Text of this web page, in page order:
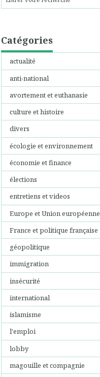
Catégories
actualité
anti-national
avortement et euthanasie
culture et histoire
divers
écologie et environnement
économie et finance
élections
entretiens et videos
Europe et Union européenne
France et politique française
géopolitique
immigration
insécurité
international
islamisme
l'emploi
lobby
magouille et compagnie